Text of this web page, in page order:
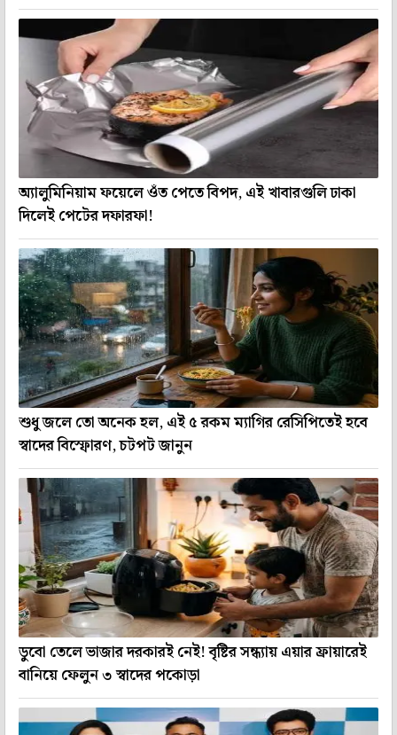
অ্যালুমিনিয়াম ফয়েলে ওঁত পেতে বিপদ, এই খাবারগুলি ঢাকা
দিলেই পেটের দফারফা!
শুধু জলে তো অনেক হল, এই ৫ রকম ম্যাগির রেসিপিতেই হবে
স্বাদের বিস্ফোরণ, চটপট জানুন
ডুবো তেলে ভাজার দরকারই নেই! বৃষ্টির সন্ধ্যায় এয়ার ফ্রায়ারেই
বানিয়ে ফেলুন ৩ স্বাদের পকোড়া